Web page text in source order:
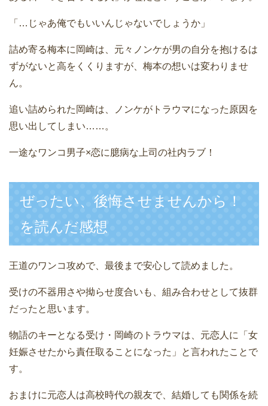
「…じゃあ俺でもいいんじゃないでしょうか」
詰め寄る梅本に岡崎は、元々ノンケが男の自分を抱けるは
ずがないと高をくくりますが、梅本の想いは変わりませ
ん。
追い詰められた岡崎は、ノンケがトラウマになった原因を
思い出してしまい……。
一途なワンコ男子×恋に臆病な上司の社内ラブ！
ぜったい、後悔させませんから！
を読んだ感想
王道のワンコ攻めで、最後まで安心して読めました。
受けの不器用さや拗らせ度合いも、組み合わせとして抜群
だったと思います。
物語のキーとなる受け・岡崎のトラウマは、元恋人に「女
妊娠させたから責任取ることになった」と言われたことで
す。
おまけに元恋人は高校時代の親友で、結婚しても関係を続